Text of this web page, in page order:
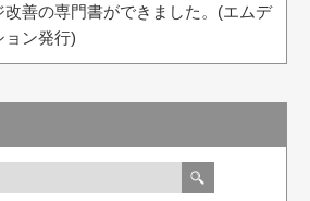
善の専門書ができました。(エムデ
ョン発行)